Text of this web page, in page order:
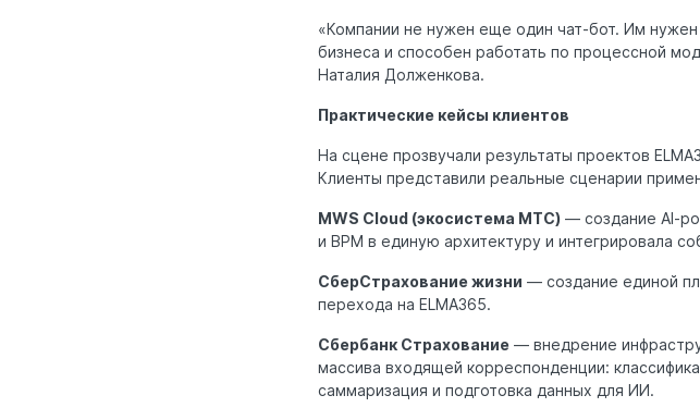
«Компании не нужен еще один чат-бот. Им нужен
бизнеса и способен работать по процессной
Наталия Долженкова.
Практические кейсы клиентов
На сцене прозвучали результаты проектов
Клиенты представили реальные сценарии
MWS Cloud (экосистема МТС) — создание AI-
и BPM в единую архитектуру и интегрировала
СберСтрахование жизни — создание единой
перехода на ELMA365.
Сбербанк Страхование — внедрение
массива входящей корреспонденции:
саммаризация и подготовка данных для ИИ.